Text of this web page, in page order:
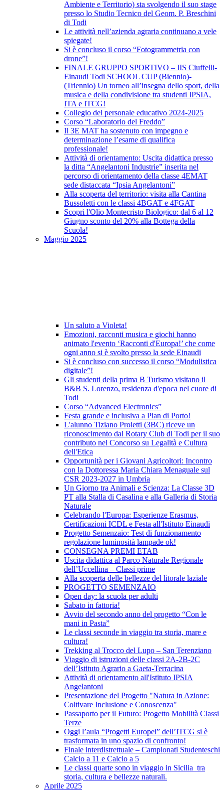
Ambiente e Territorio) sta svolgendo il suo stage
presso lo Studio Tecnico del Geom. P. Breschini
di Todi
Le attività nell’azienda agraria continuano a vele
spiegate!
Si è concluso il corso “Fotogrammetria con
drone”!
FINALE GRUPPO SPORTIVO – IIS Ciuffelli-
Einaudi Todi SCHOOL CUP (Biennio)-
(Triennio) Un torneo all’insegna dello sport, della
musica e della condivisione tra studenti IPSIA,
ITA e ITCG!
Collegio del personale educativo 2024-2025
Corso “Laboratorio del Freddo”
Il 3E MAT ha sostenuto con impegno e
determinazione l’esame di qualifica
professionale!
Attività di orientamento: Uscita didattica presso
la ditta “Angelantoni Industrie” inserita nel
percorso di orientamento della classe 4EMAT
sede distaccata “Ipsia Angelantoni”
Alla scoperta del territorio: visita alla Cantina
Bussoletti con le classi 4BGAT e 4FGAT
Scopri l'Olio Montecristo Biologico: dal 6 al 12
Giugno sconto del 20% alla Bottega della
Scuola!
Maggio 2025
Un saluto a Violeta!
Emozioni, racconti musica e giochi hanno
animato l'evento ‘Racconti d'Europa!’ che come
ogni anno si è svolto presso la sede Einaudi
Si è concluso con successo il corso “Modulistica
digitale”!
Gli studenti della prima B Turismo visitano il
B&B S. Lorenzo, residenza d'epoca nel cuore di
Todi
Corso “Advanced Electronics”
Festa grande e inclusiva a Pian di Porto!
L'alunno Tiziano Proietti (3BC) riceve un
riconoscimento dal Rotary Club di Todi per il suo
contributo nel Concorso su Legalità e Cultura
dell'Etica
Opportunità per i Giovani Agricoltori: Incontro
con la Dottoressa Maria Chiara Menaguale sul
CSR 2023-2027 in Umbria
Un Giorno tra Animali e Scienza: La Classe 3D
PT alla Stalla di Casalina e alla Galleria di Storia
Naturale
Celebrando l'Europa: Esperienze Erasmus,
Certificazioni ICDL e Festa all'Istituto Einaudi
Progetto Semenzaio: Test di funzionamento
regolazione luminosità lampade ok!
CONSEGNA PREMI ETAB
Uscita didattica al Parco Naturale Regionale
dell’Uccellina – Classi prime
Alla scoperta delle bellezze del litorale laziale
PROGETTO SEMENZAIO
Open day: la scuola per adulti
Sabato in fattoria!
Avvio del secondo anno del progetto “Con le
mani in Pasta”
Le classi seconde in viaggio tra storia, mare e
cultura!
Trekking al Trocco del Lupo – San Terenziano
Viaggio di istruzioni delle classi 2A-2B-2C
dell’Istituto Agrario a Gaeta-Terracina
Attività di orientamento all'Istituto IPSIA
Angelantoni
Presentazione del Progetto "Natura in Azione:
Coltivare Inclusione e Conoscenza"
Passaporto per il Futuro: Progetto Mobilità Classi
Terze
Oggi l’aula “Progetti Europei” dell’ITCG si è
trasformata in uno spazio di confronto!
Finale interdistrettuale – Campionati Studenteschi
Calcio a 11 e Calcio a 5
Le classi quarte sono in viaggio in Sicilia tra
storia, cultura e bellezze naturali.
Aprile 2025